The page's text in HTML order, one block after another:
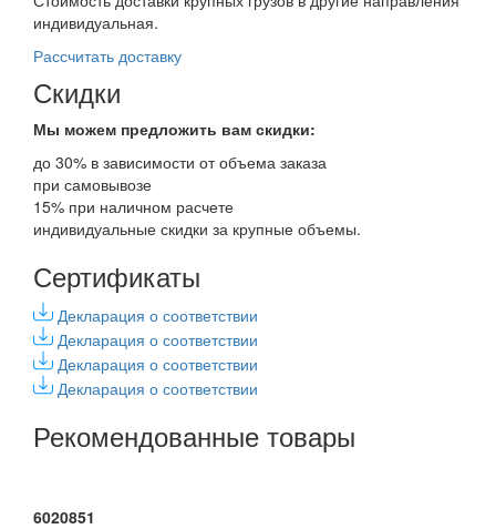
индивидуальная.
Рассчитать доставку
Скидки
Мы можем предложить вам скидки:
до 30% в зависимости от объема заказа
при самовывозе
15% при наличном расчете
индивидуальные скидки за крупные объемы.
Сертификаты
Декларация о соответствии
Декларация о соответствии
Декларация о соответствии
Декларация о соответствии
Рекомендованные товары
6020851